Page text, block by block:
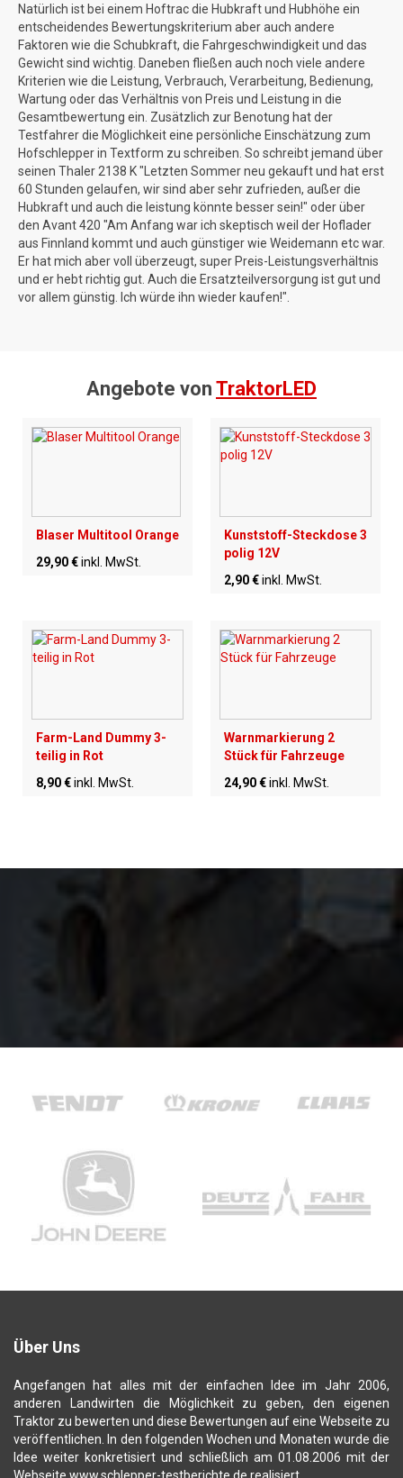
Natürlich ist bei einem Hoftrac die Hubkraft und Hubhöhe ein
entscheidendes Bewertungskriterium aber auch andere
Faktoren wie die Schubkraft, die Fahrgeschwindigkeit und das
Gewicht sind wichtig. Daneben fließen auch noch viele andere
Kriterien wie die Leistung, Verbrauch, Verarbeitung, Bedienung,
Wartung oder das Verhältnis von Preis und Leistung in die
Gesamtbewertung ein. Zusätzlich zur Benotung hat der
Testfahrer die Möglichkeit eine persönliche Einschätzung zum
Hofschlepper in Textform zu schreiben. So schreibt jemand über
seinen Thaler 2138 K "Letzten Sommer neu gekauft und hat erst
60 Stunden gelaufen, wir sind aber sehr zufrieden, außer die
Hubkraft und auch die leistung könnte besser sein!" oder über
den Avant 420 "Am Anfang war ich skeptisch weil der Hoflader
aus Finnland kommt und auch günstiger wie Weidemann etc war.
Er hat mich aber voll überzeugt, super Preis-Leistungsverhältnis
und er hebt richtig gut. Auch die Ersatzteilversorgung ist gut und
vor allem günstig. Ich würde ihn wieder kaufen!".
Angebote von TraktorLED
Blaser Multitool Orange
29,90 €inkl. MwSt.
Kunststoff-Steckdose 3
polig 12V
2,90 €inkl. MwSt.
Farm-Land Dummy 3-
teilig in Rot
8,90 €inkl. MwSt.
Warnmarkierung 2
Stück für Fahrzeuge
24,90 €inkl. MwSt.
Über Uns
Angefangen hat alles mit der einfachen Idee im Jahr 2006,
anderen Landwirten die Möglichkeit zu geben, den eigenen
Traktor zu bewerten und diese Bewertungen auf eine Webseite zu
veröffentlichen. In den folgenden Wochen und Monaten wurde die
Idee weiter konkretisiert und schließlich am 01.08.2006 mit der
Webseite www.schlepper-testberichte.de realisiert.